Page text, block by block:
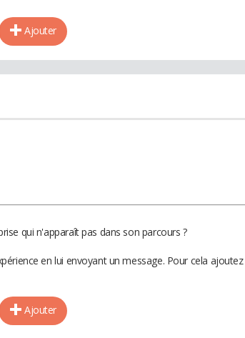
Ajouter
qui n'apparaît pas dans son parcours ?
en lui envoyant un message. Pour cela ajoutez
Ajouter